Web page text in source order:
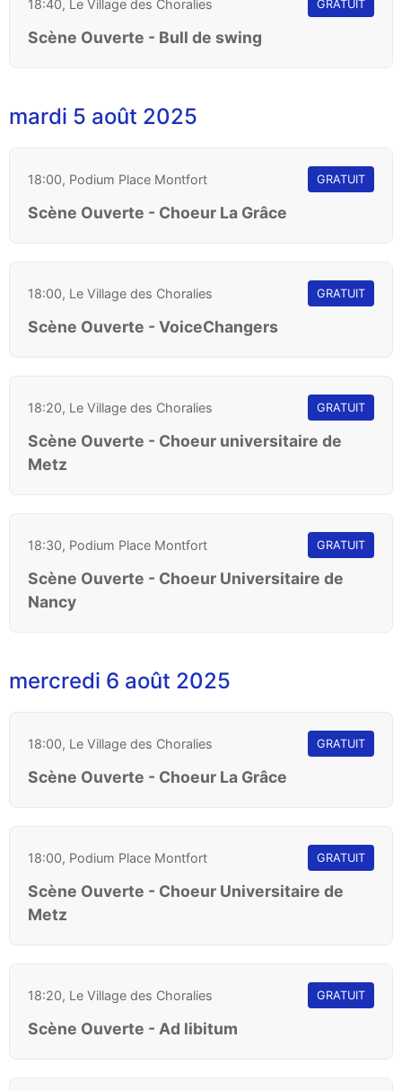
18:40, Le Village des Choralies GRATUIT
Scène Ouverte - Bull de swing
mardi 5 août 2025
18:00, Podium Place Montfort GRATUIT
Scène Ouverte - Choeur La Grâce
18:00, Le Village des Choralies GRATUIT
Scène Ouverte - VoiceChangers
18:20, Le Village des Choralies GRATUIT
Scène Ouverte - Choeur universitaire de
Metz
18:30, Podium Place Montfort GRATUIT
Scène Ouverte - Choeur Universitaire de
Nancy
mercredi 6 août 2025
18:00, Le Village des Choralies GRATUIT
Scène Ouverte - Choeur La Grâce
18:00, Podium Place Montfort GRATUIT
Scène Ouverte - Choeur Universitaire de
Metz
18:20, Le Village des Choralies GRATUIT
Scène Ouverte - Ad libitum